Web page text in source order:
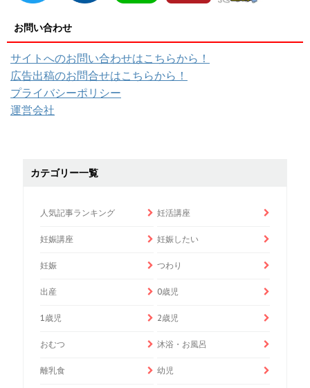
お問い合わせ
サイトへのお問い合わせはこちらから！
広告出稿のお問合せはこちらから！
プライバシーポリシー
運営会社
カテゴリー一覧
人気記事ランキング 妊活講座
妊娠講座 妊娠したい
妊娠 つわり
出産 0歳児
1歳児 2歳児
おむつ 沐浴・お風呂
離乳食 幼児